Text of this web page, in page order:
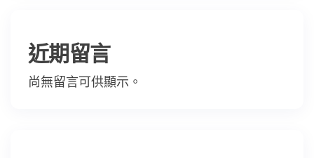
近期留言
尚無留言可供顯示。